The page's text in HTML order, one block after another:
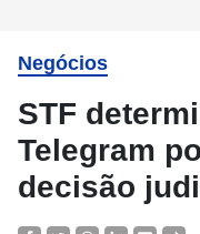
Negócios
STF
Telegram
decisão